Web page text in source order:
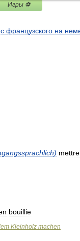
Игры ⚽
с французского на
) mettre
bouillie
Kleinholz machen